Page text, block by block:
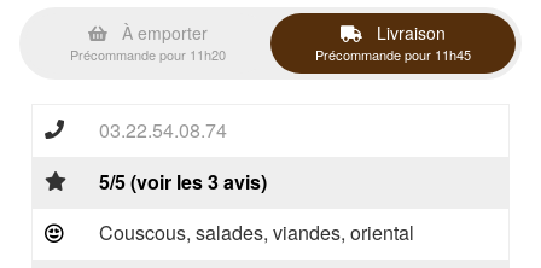
À emporter
Précommande pour 11h20
Livraison
Précommande pour 11h45
03.22.54.08.74
5/5 (voir les 3 avis)
Couscous, salades, viandes, oriental